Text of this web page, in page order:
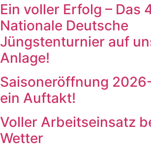
Ein voller Erfolg – Das
Nationale Deutsche
Jüngstenturnier auf
Anlage!
Saisoneröffnung
ein Auftakt!
Voller Arbeitseinsatz
Wetter